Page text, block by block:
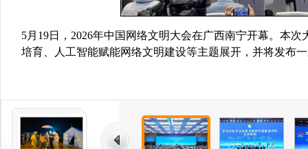
5月19日，2026年中国网络文明大会在广西南宁开幕。本
培育、人工智能赋能网络文明建设等主题展开，并将发布